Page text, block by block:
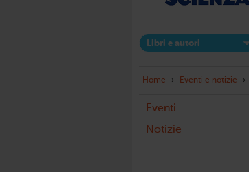
Libri e autori
Home › Eventi e notizie ›
Eventi
Notizie